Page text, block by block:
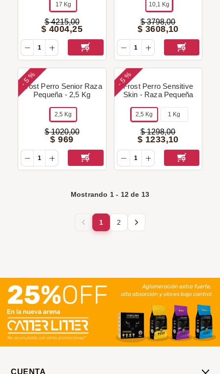
17 Kg
$ 4215,00
$ 4004,25
10,1 Kg
$ 3798,00
$ 3608,10
-
5 %
Frost Perro Senior Raza
Pequeña - 2,5 Kg
2,5 Kg
$ 1020,00
$ 969
-
5 %
Frost Perro Sensitive
Skin - Raza Pequeña
2,5 Kg 1 Kg
$ 1298,00
$ 1233,10
Mostrando 1- 12 de 13
1 2
CUENTA